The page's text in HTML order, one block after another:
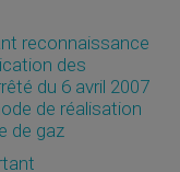
reconnaissance
des
du 6 avril 2007
de réalisation
de gaz